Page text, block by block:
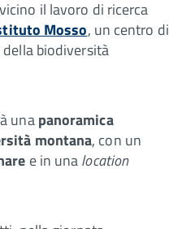
il lavoro di ricerca
Mosso, un centro di
biodiversità
unapanoramica
montana, con un
e in unalocation